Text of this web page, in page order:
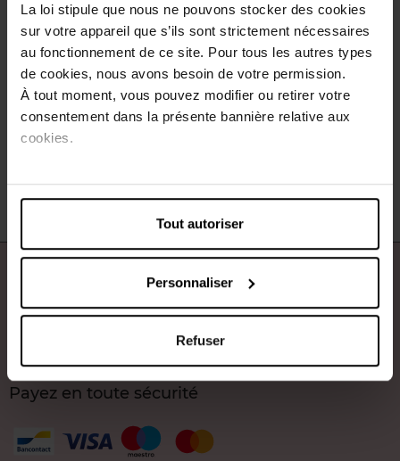
La loi stipule que nous ne pouvons stocker des cookies
sur votre appareil que s’ils sont strictement nécessaires
au fonctionnement de ce site. Pour tous les autres types
de cookies, nous avons besoin de votre permission.
À tout moment, vous pouvez modifier ou retirer votre
consentement dans la présente bannière relative aux
cookies.
Tout autoriser
Personnaliser
Refuser
WINTER SPA
Coffret cadeau WINTER SPA
À propos de nous
Nos services
Payez en toute sécurité